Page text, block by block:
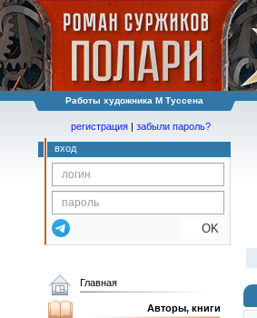
Работы художника М Туссена
регистрация | забыли пароль?
вход
OK
Главная
Авторы, книги